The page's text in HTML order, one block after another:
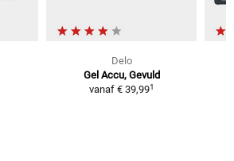
Delo
Gel Accu, Gevuld
vanaf € 39,991